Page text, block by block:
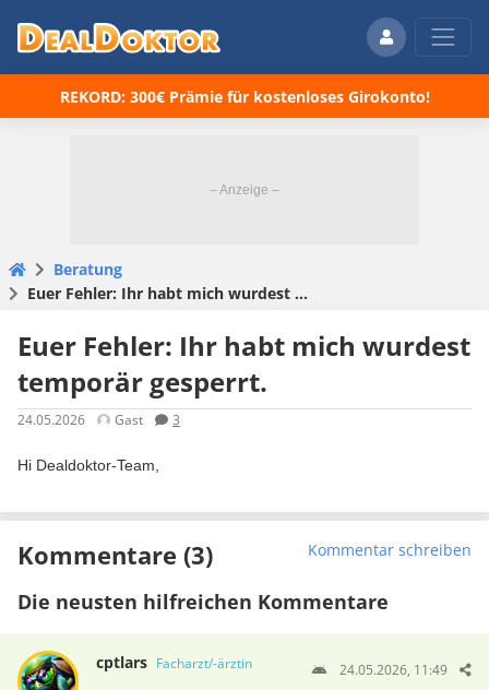
REKORD: 300€ Prämie für kostenloses Girokonto!
Beratung
Euer Fehler: Ihr habt mich wurdest temporär gesperrt.
Euer Fehler: Ihr habt mich wurdest
temporär gesperrt.
24.05.2026 Gast 3
Hi Dealdoktor-Team,
Kommentare (3) Kommentar schreiben
Die neusten hilfreichen Kommentare
cptlars Facharzt/-ärztin 24.05.2026, 11:49